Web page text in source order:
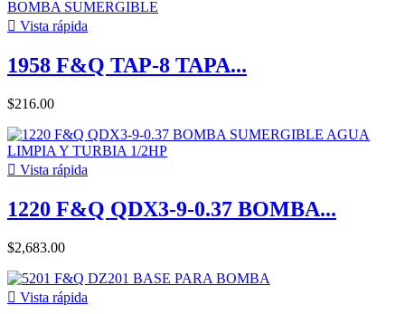
 Vista rápida
1958 F&Q TAP-8 TAPA...
$216.00
 Vista rápida
1220 F&Q QDX3-9-0.37 BOMBA...
$2,683.00
 Vista rápida